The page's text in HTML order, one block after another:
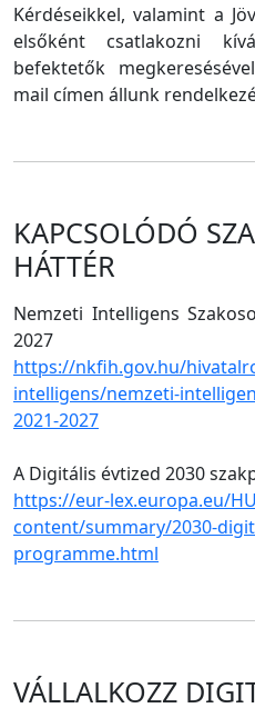
Kérdéseikkel, valamint a
elsőként csatlakozni
befektetők
mail címen állunk
KAPCSOLÓDÓ
HÁTTÉR
Nemzeti Intelligens
2027
https://nkfih.gov.hu/
intelligens/nemzeti-
2021-2027
A Digitális évtized 2030
https://eur-lex.europa.eu/
content/summary/2030-
programme.html
VÁLLALKOZZ